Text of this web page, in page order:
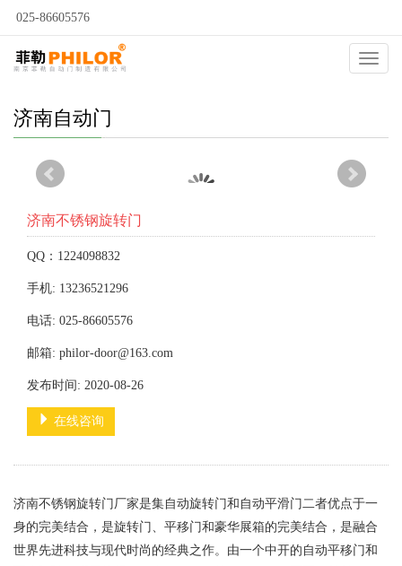
025-86605576
自动门
济南自动门
济南不锈钢旋转门
QQ：1224098832
手机: 13236521296
电话: 025-86605576
邮箱: philor-door@163.com
发布时间: 2020-08-26
在线咨询
济南不锈钢旋转门厂家是集自动旋转门和自动平滑门二者优点于一
身的完美结合，是旋转门、平移门和豪华展箱的完美结合，是融合
世界先进科技与现代时尚的经典之作。由一个中开的自动平移门和